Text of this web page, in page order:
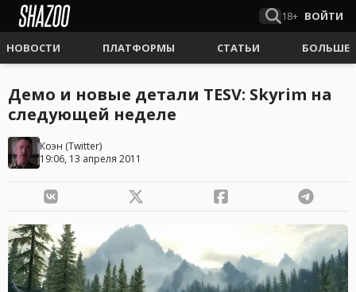
18+ ВОЙТИ
НОВОСТИ ПЛАТФОРМЫ СТАТЬИ БОЛЬШЕ
Демо и новые детали TESV: Skyrim на
следующей неделе
Коэн (Twitter)
19:06, 13 апреля 2011